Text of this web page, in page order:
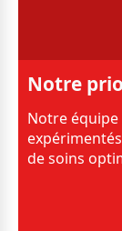
Notre
Notre
de soins